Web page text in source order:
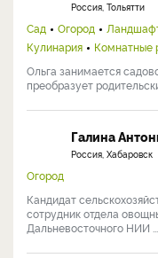
Россия, Тольятти
Сад Огород
Кулинария
Комнатные
Ольга занимается
преобразует
Галина
Россия, Хабаровск
Огород
Кандидат
сотрудник отдела
Дальневосточного НИИ ...